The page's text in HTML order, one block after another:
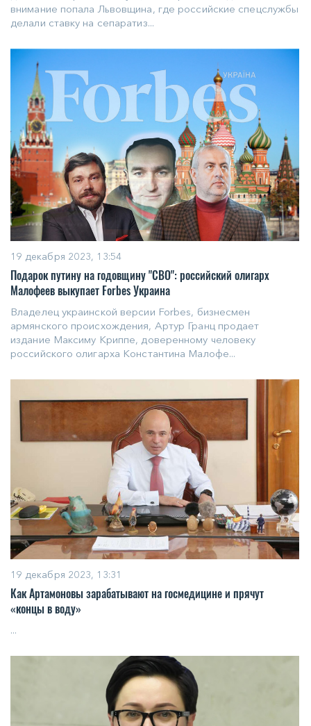
внимание попала Львовщина, где российские спецслужбы
делали ставку на сепаратиз...
19 декабря 2023, 13:54
Подарок путину на годовщину "СВО": российский олигарх
Малофеев выкупает Forbes Украина
Владелец украинской версии Forbes, бизнесмен
армянского происхождения, Артур Гранц продает
издание Максиму Криппе, доверенному человеку
российского олигарха Константина Малофе...
19 декабря 2023, 13:31
Как Артамоновы зарабатывают на госмедицине и прячут
«концы в воду»
...